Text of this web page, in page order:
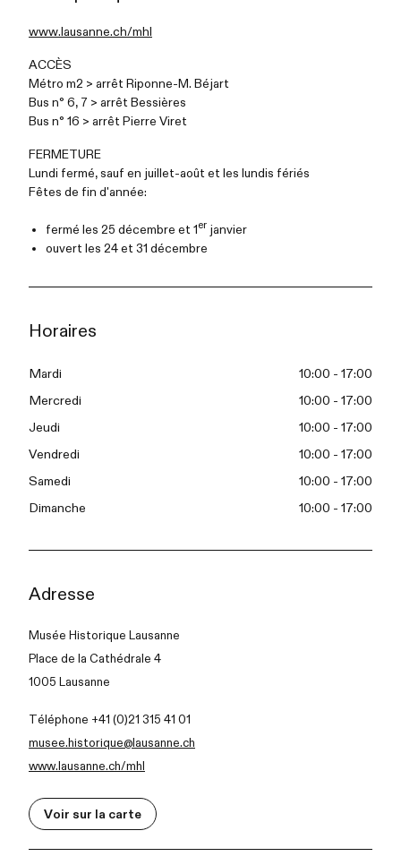
www.lausanne.ch/mhl
ACCÈS
Métro m2 > arrêt Riponne-M. Béjart
Bus n° 6, 7 > arrêt Bessières
Bus n° 16 > arrêt Pierre Viret
FERMETURE
Lundi fermé, sauf en juillet-août et les lundis fériés
Fêtes de fin d'année:
fermé les 25 décembre et 1er janvier
ouvert les 24 et 31 décembre
Horaires
Mardi 10:00 - 17:00
Mercredi 10:00 - 17:00
Jeudi 10:00 - 17:00
Vendredi 10:00 - 17:00
Samedi 10:00 - 17:00
Dimanche 10:00 - 17:00
Adresse
Musée Historique Lausanne
Place de la Cathédrale 4
1005 Lausanne
Téléphone +41 (0)21 315 41 01
musee.historique@lausanne.ch
www.lausanne.ch/mhl
Voir sur la carte